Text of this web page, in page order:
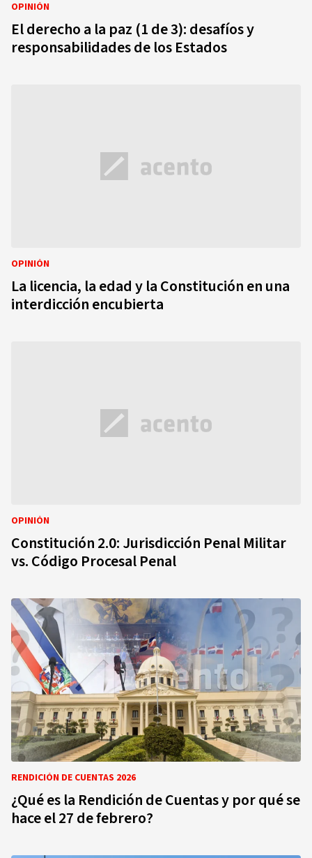
OPINIÓN
El derecho a la paz (1 de 3): desafíos y
responsabilidades de los Estados
OPINIÓN
La licencia, la edad y la Constitución en una
interdicción encubierta
OPINIÓN
Constitución 2.0: Jurisdicción Penal Militar
vs. Código Procesal Penal
RENDICIÓN DE CUENTAS 2026
¿Qué es la Rendición de Cuentas y por qué se
hace el 27 de febrero?